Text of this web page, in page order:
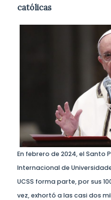
católicas
En febrero de 2024, el Santo
Internacional de
UCSS forma parte, por sus
vez, exhortó a las casi dos